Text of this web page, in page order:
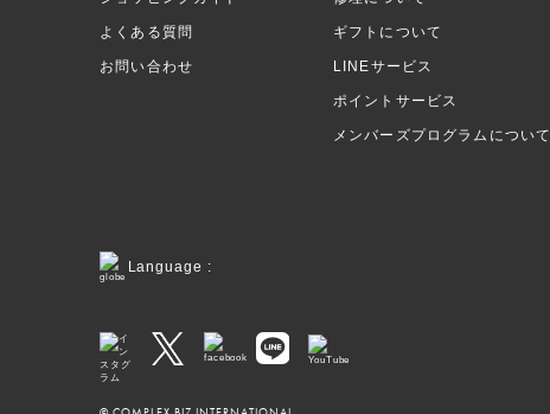
よくある質問
お問い合わせ
ギフトについて
LINEサービス
ポイントサービス
メンバーズプログラムについて
Language :